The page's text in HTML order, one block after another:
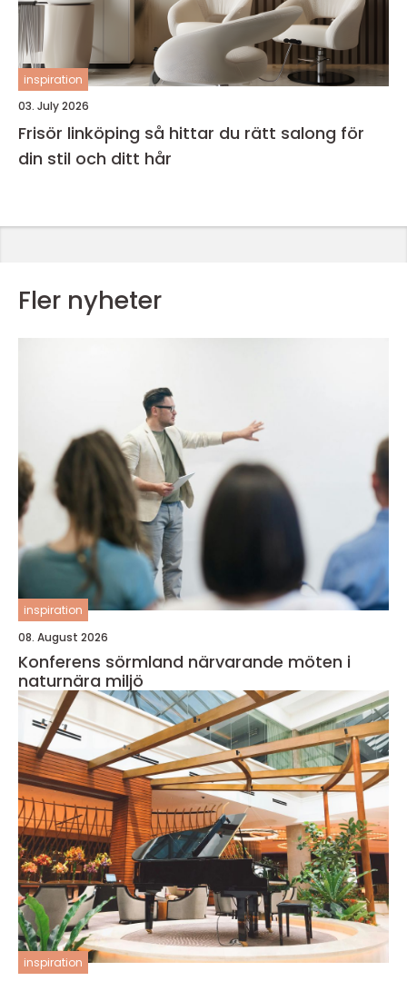
inspiration
03. July 2026
Frisör linköping så hittar du rätt salong för
din stil och ditt hår
Fler nyheter
inspiration
08. August 2026
Konferens sörmland närvarande möten i
naturnära miljö
inspiration